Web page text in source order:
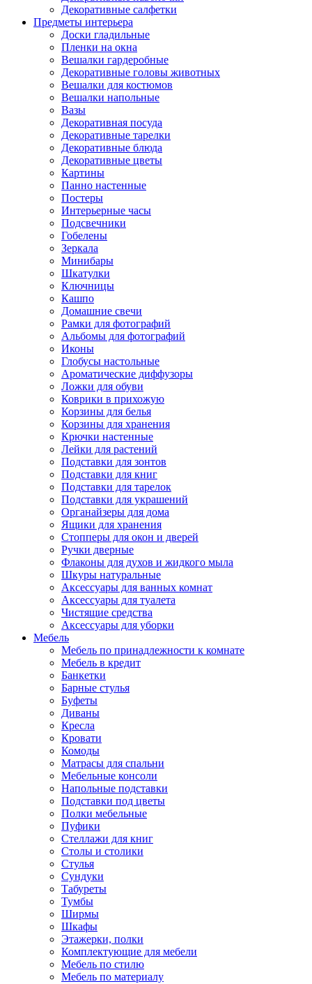
Декоративные салфетки
Предметы интерьера
Доски гладильные
Пленки на окна
Вешалки гардеробные
Декоративные головы животных
Вешалки для костюмов
Вешалки напольные
Вазы
Декоративная посуда
Декоративные тарелки
Декоративные блюда
Декоративные цветы
Картины
Панно настенные
Постеры
Интерьерные часы
Подсвечники
Гобелены
Зеркала
Минибары
Шкатулки
Ключницы
Кашпо
Домашние свечи
Рамки для фотографий
Альбомы для фотографий
Иконы
Глобусы настольные
Ароматические диффузоры
Ложки для обуви
Коврики в прихожую
Корзины для белья
Корзины для хранения
Крючки настенные
Лейки для растений
Подставки для зонтов
Подставки для книг
Подставки для тарелок
Подставки для украшений
Органайзеры для дома
Ящики для хранения
Стопперы для окон и дверей
Ручки дверные
Флаконы для духов и жидкого мыла
Шкуры натуральные
Аксессуары для ванных комнат
Аксессуары для туалета
Чистящие средства
Аксессуары для уборки
Мебель
Мебель по принадлежности к комнате
Мебель в кредит
Банкетки
Барные стулья
Буфеты
Диваны
Кресла
Кровати
Комоды
Матрасы для спальни
Мебельные консоли
Напольные подставки
Подставки под цветы
Полки мебельные
Пуфики
Стеллажи для книг
Столы и столики
Стулья
Сундуки
Табуреты
Тумбы
Ширмы
Шкафы
Этажерки, полки
Комплектующие для мебели
Мебель по стилю
Мебель по материалу